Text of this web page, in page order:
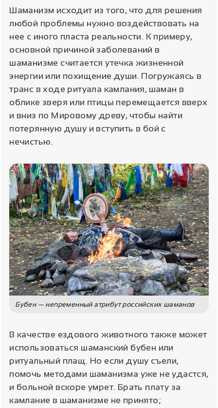
Шаманизм исходит из того, что для решения
любой проблемы нужно воздействовать на
нее с иного пласта реальности. К примеру,
основной причиной заболеваний в
шаманизме считается утечка жизненной
энергии или похищение души. Погружаясь в
транс в ходе ритуала камлания, шаман в
облике зверя или птицы перемещается вверх
и вниз по Мировому древу, чтобы найти
потерянную душу и вступить в бой с
нечистью.
Бубен — непременный атрибут российских шаманов
В качестве ездового животного также может
использоваться шаманский бубен или
ритуальный плащ. Но если душу съели,
помочь методами шаманизма уже не удастся,
и больной вскоре умрет. Брать плату за
камлание в шаманизме не принято;